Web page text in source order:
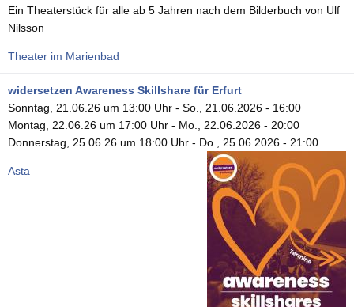
Ein Theaterstück für alle ab 5 Jahren nach dem Bilderbuch von Ulf
Nilsson
Theater im Marienbad
widersetzen Awareness Skillshare für Erfurt
Sonntag, 21.06.26 um 13:00 Uhr - So., 21.06.2026 - 16:00
Montag, 22.06.26 um 17:00 Uhr - Mo., 22.06.2026 - 20:00
Donnerstag, 25.06.26 um 18:00 Uhr - Do., 25.06.2026 - 21:00
Asta